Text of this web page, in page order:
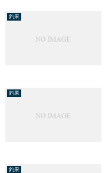
釣果
釣果
釣果